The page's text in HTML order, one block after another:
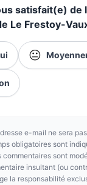
satisfait(e) de
Le Frestoy-
😐
e-mail ne sera
obligatoires sont
commentaires sont
insultant (ou
la responsabilité